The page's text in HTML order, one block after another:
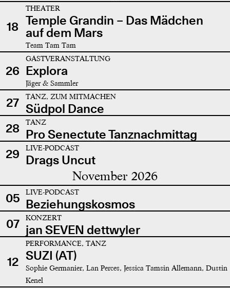
18
THEATER
Temple Grandin – Das Mädchen
auf dem Mars
Team Tam Tam
26
GASTVERANSTALTUNG
Explora
Jäger & Sammler
27 TANZ, ZUM MITMACHEN
Südpol Dance
28
TANZ
Pro Senectute Tanznachmittag
29
LIVE-PODCAST
Drags Uncut
November 2026
05 LIVE-PODCAST
Beziehungskosmos
07
KONZERT
jan SEVEN dettwyler
12
PERFORMANCE, TANZ
SUZI (AT)
Sophie Germanier, Lan Perces, Jessica Tamsin Allemann, Dustin
Kenel